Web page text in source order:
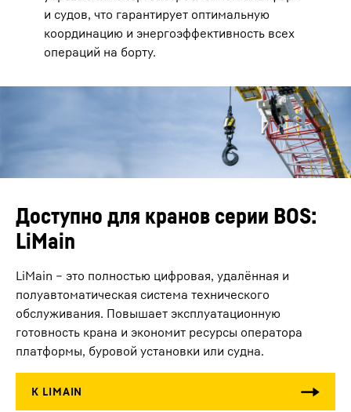
и судов, что гарантирует оптимальную
координацию и энергоэффективность всех
операций на борту.
Доступно для кранов серии BOS:
LiMain
LiMain – это полностью цифровая, удалённая и
полуавтоматическая система технического
обслуживания. Повышает эксплуатационную
готовность крана и экономит ресурсы оператора
платформы, буровой установки или судна.